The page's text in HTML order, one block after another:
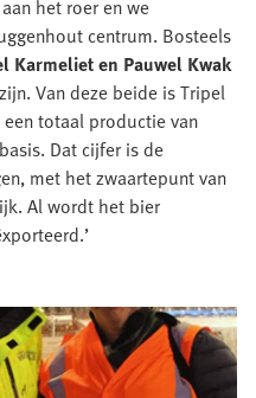
het roer en we
centrum. Bosteels
Karmeliet en Pauwel Kwak
Van deze beide is Tripel
totaal productie van
Dat cijfer is de
met het zwaartepunt van
Al wordt het bier